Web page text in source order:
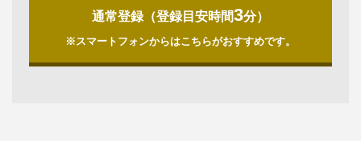
通常登録（登録目安時間3分）
※スマートフォンからはこちらがおすすめです。